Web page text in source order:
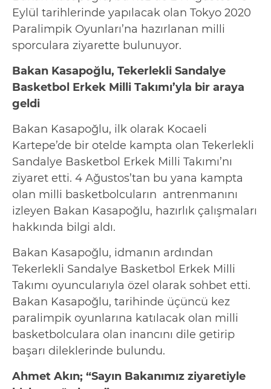
Eylül tarihlerinde yapılacak olan Tokyo 2020
Paralimpik Oyunları’na hazırlanan milli
sporculara ziyarette bulunuyor.
Bakan Kasapoğlu, Tekerlekli Sandalye
Basketbol Erkek Milli Takımı’yla bir araya
geldi
Bakan Kasapoğlu, ilk olarak Kocaeli
Kartepe’de bir otelde kampta olan Tekerlekli
Sandalye Basketbol Erkek Milli Takımı’nı
ziyaret etti. 4 Ağustos’tan bu yana kampta
olan milli basketbolcuların antrenmanını
izleyen Bakan Kasapoğlu, hazırlık çalışmaları
hakkında bilgi aldı.
Bakan Kasapoğlu, idmanın ardından
Tekerlekli Sandalye Basketbol Erkek Milli
Takımı oyuncularıyla özel olarak sohbet etti.
Bakan Kasapoğlu, tarihinde üçüncü kez
paralimpik oyunlarına katılacak olan milli
basketbolculara olan inancını dile getirip
başarı dileklerinde bulundu.
Ahmet Akın; “Sayın Bakanımız ziyaretiyle